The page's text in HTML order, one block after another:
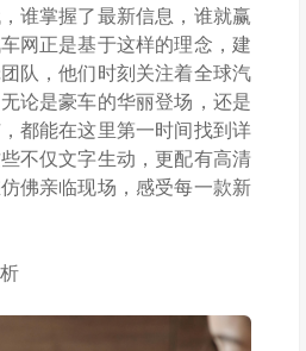
谁掌握了最新信息，谁就赢
网正是基于这样的理念，建
队，他们时刻关注着全球汽
论是豪车的华丽登场，还是
都能在这里第一时间找到详
不仅文字生动，更配有高清
佛亲临现场，感受每一款新